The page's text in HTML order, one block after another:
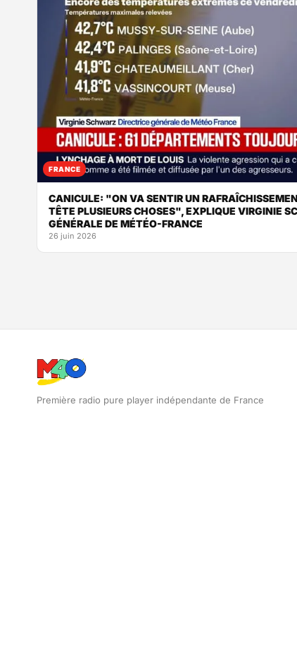
FRANCE
CANICULE: "ON VA SENTIR UN
TÊTE PLUSIEURS CHOSES", EXPLIQUE VIRGINIE
GÉNÉRALE DE MÉTÉO-FRANCE
26 juin 2026
Première radio pure player indépendante de France